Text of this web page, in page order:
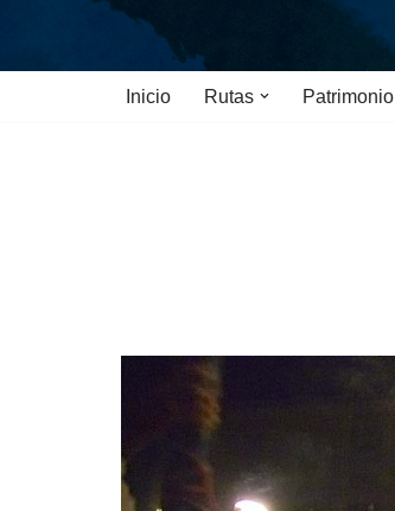
Inicio Rutas Patrimonio